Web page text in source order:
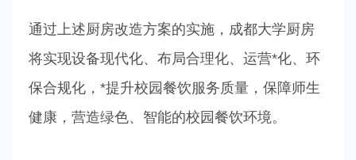
通过上述厨房改造方案的实施，成都大学厨房
将实现设备现代化、布局合理化、运营*化、环
保合规化，*提升校园餐饮服务质量，保障师生
健康，营造绿色、智能的校园餐饮环境。